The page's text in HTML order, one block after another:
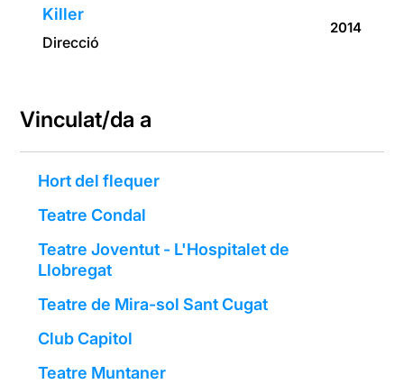
Killer
Direcció
2014
Vinculat/da a
Hort del flequer
Teatre Condal
Teatre Joventut - L'Hospitalet de
Llobregat
Teatre de Mira-sol Sant Cugat
Club Capitol
Teatre Muntaner